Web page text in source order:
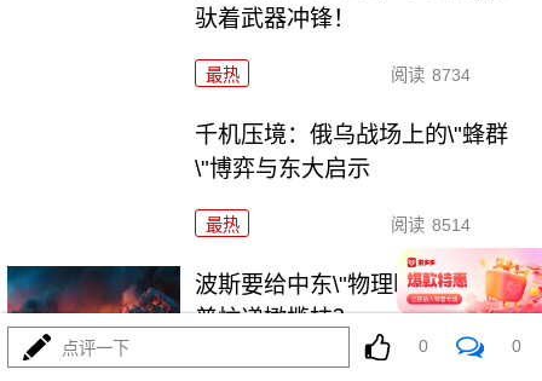
驮着武器冲锋！
最热 阅读 8734
千机压境：俄乌战场上的\"蜂群
\"博弈与东大启示
最热 阅读 8514
波斯要给中东\"物理断网\"，特朗
普忙递橄榄枝？
点评一下 0 0